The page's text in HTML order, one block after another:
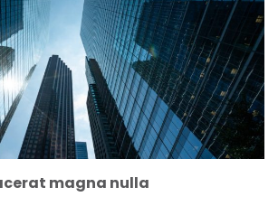
magna nulla